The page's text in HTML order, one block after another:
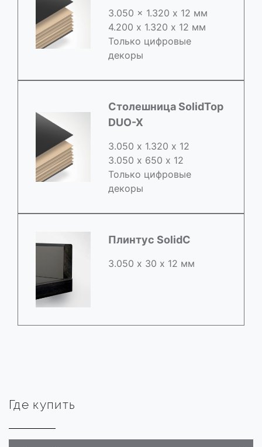
3.050 x 1.320 х 12 мм
4.200 x 1.320 х 12 мм
Только цифровые
декоры
Столешница SolidTop
DUO-X
3.050 х 1.320 х 12
3.050 x 650 х 12
Только цифровые
декоры
Плинтус SolidC
3.050 х 30 х 12 мм
Где купить